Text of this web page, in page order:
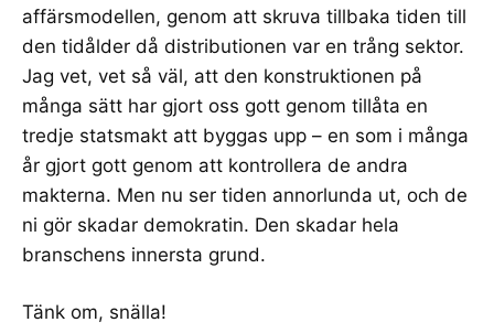
affärsmodellen, genom att skruva tillbaka tiden till
den tidålder då distributionen var en trång sektor.
Jag vet, vet så väl, att den konstruktionen på
många sätt har gjort oss gott genom tillåta en
tredje statsmakt att byggas upp – en som i många
år gjort gott genom att kontrollera de andra
makterna. Men nu ser tiden annorlunda ut, och de
ni gör skadar demokratin. Den skadar hela
branschens innersta grund.
Tänk om, snälla!